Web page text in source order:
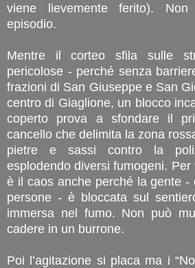
viene lievemente ferito).
episodio.
Mentre il corteo sfila sulle
pericolose - perché senza
frazioni di San Giuseppe e San
centro di Giaglione, un blocco
coperto prova a sfondare il
cancello che delimita la zona
pietre e sassi contro la
esplodendo diversi fumogeni.
è il caos anche perché la gente -
persone - è bloccata sul
immersa nel fumo. Non può
cadere in un burrone.
Poi l’agitazione si placa ma i